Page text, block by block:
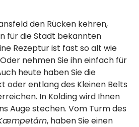
den Rücken kehren,
für die Stadt bekannten
Rezeptur ist fast so alt wie
nehmen Sie ihn einfach für
heute haben Sie die
oder entlang des Kleinen Belts
In Kolding wird Ihnen
Auge stechen. Vom Turm des
, haben Sie einen